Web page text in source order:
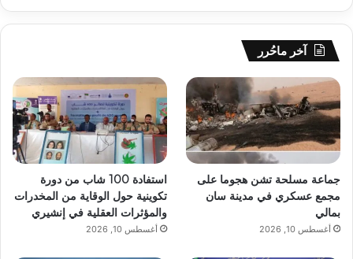
آخر ماحُرر
جماعة مسلحة تشن هجوما على
مجمع عسكري في مدينة سان
بمالي
أغسطس 10, 2026
استفادة 100 شاب من دورة
تكوينية حول الوقاية من المخدرات
والمؤثرات العقلية في إنشيري
أغسطس 10, 2026